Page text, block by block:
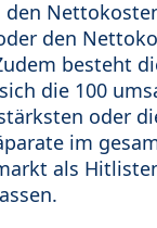
den
besteht
die 100
oder
im
als